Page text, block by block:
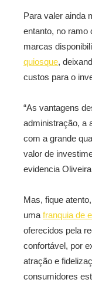
Para valer ainda
entanto, no ramo
marcas
quiosque,
custos para o
“As vantagens
administração, a
com a grande
valor de
evidencia
Mas, fique
uma franquia de
oferecidos pela
confortável, por
atração e
consumidores